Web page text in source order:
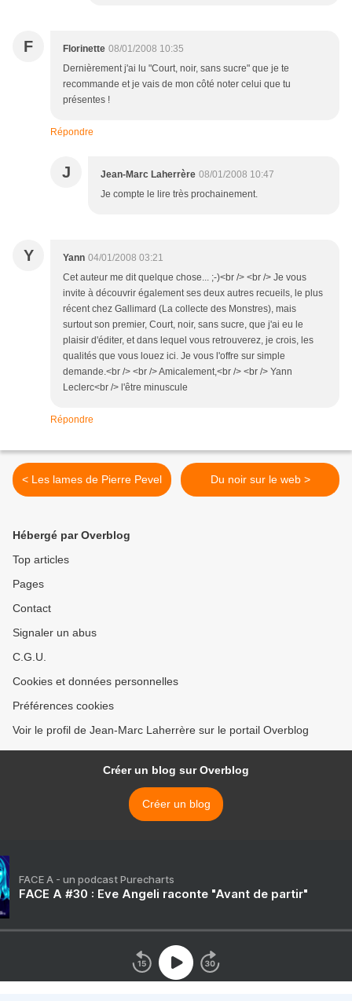
F Florinette 08/01/2008 10:35
Dernièrement j'ai lu "Court, noir, sans sucre" que je te
recommande et je vais de mon côté noter celui que tu
présentes !
Répondre
J Jean-Marc Laherrère 08/01/2008 10:47
Je compte le lire très prochainement.
Y Yann 04/01/2008 03:21
Cet auteur me dit quelque chose... ;-)<br /> <br /> Je vous
invite à découvrir également ses deux autres recueils, le plus
récent chez Gallimard (La collecte des Monstres), mais
surtout son premier, Court, noir, sans sucre, que j'ai eu le
plaisir d'éditer, et dans lequel vous retrouverez, je crois, les
qualités que vous louez ici. Je vous l'offre sur simple
demande.<br /> <br /> Amicalement,<br /> <br /> Yann
Leclerc<br /> l'être minuscule
Répondre
< Les lames de Pierre Pevel Du noir sur le web >
Hébergé par Overblog
Top articles
Pages
Contact
Signaler un abus
C.G.U.
Cookies et données personnelles
Préférences cookies
Voir le profil de Jean-Marc Laherrère sur le portail Overblog
Créer un blog sur Overblog
Créer un blog
FACE A - un podcast Purecharts
FACE A #30 : Eve Angeli raconte "Avant de partir"